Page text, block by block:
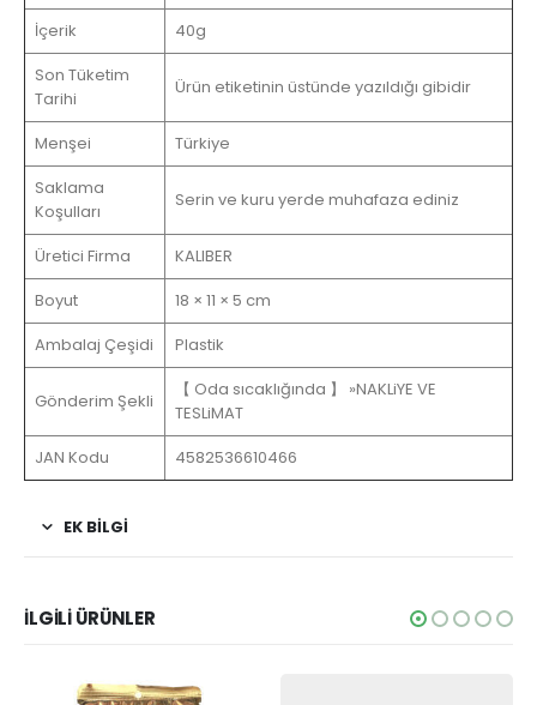
İçerik
40g
Son Tüketim
Tarihi
Ürün etiketinin üstünde yazıldığı gibidir
Menşei
Türkiye
Saklama
Koşulları
Serin ve kuru yerde muhafaza ediniz
Üretici Firma
‎KALIBER
Boyut
18 × 11 × 5 cm
Ambalaj Çeşidi
Plastik
Gönderim Şekli
【 Oda sıcaklığında 】 »NAKLiYE VE
TESLiMAT
JAN Kodu
4582536610466
EK BİLGİ
İLGİLİ ÜRÜNLER